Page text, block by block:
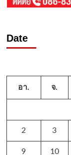
Date
อา. จ.
2 3
9 10